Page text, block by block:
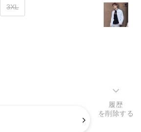
3XL
履歴
を削除する